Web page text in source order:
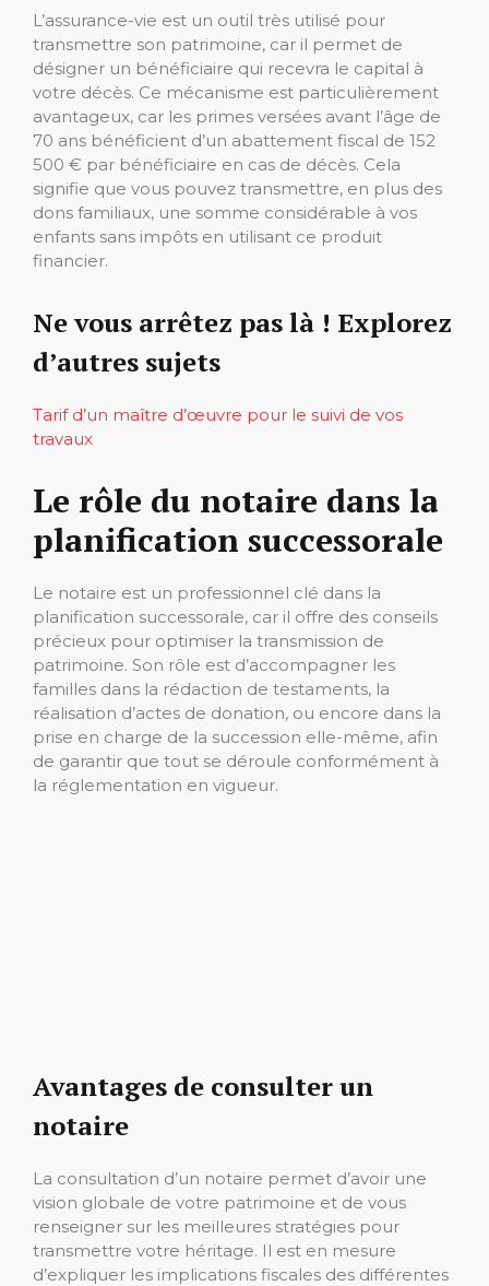
L’assurance-vie est un outil très utilisé pour
transmettre son patrimoine, car il permet de
désigner un bénéficiaire qui recevra le capital à
votre décès. Ce mécanisme est particulièrement
avantageux, car les primes versées avant l’âge de
70 ans bénéficient d’un abattement fiscal de 152
500 € par bénéficiaire en cas de décès. Cela
signifie que vous pouvez transmettre, en plus des
dons familiaux, une somme considérable à vos
enfants sans impôts en utilisant ce produit
financier.
Ne vous arrêtez pas là ! Explorez
d’autres sujets
Tarif d’un maître d’œuvre pour le suivi de vos
travaux
Le rôle du notaire dans la
planification successorale
Le notaire est un professionnel clé dans la
planification successorale, car il offre des conseils
précieux pour optimiser la transmission de
patrimoine. Son rôle est d’accompagner les
familles dans la rédaction de testaments, la
réalisation d’actes de donation, ou encore dans la
prise en charge de la succession elle-même, afin
de garantir que tout se déroule conformément à
la réglementation en vigueur.
Avantages de consulter un
notaire
La consultation d’un notaire permet d’avoir une
vision globale de votre patrimoine et de vous
renseigner sur les meilleures stratégies pour
transmettre votre héritage. Il est en mesure
d’expliquer les implications fiscales des différentes